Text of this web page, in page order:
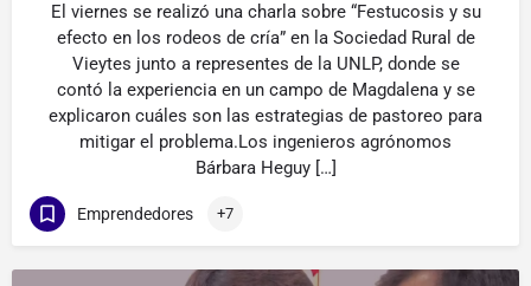
El viernes se realizó una charla sobre “Festucosis y su
efecto en los rodeos de cría” en la Sociedad Rural de
Vieytes junto a representes de la UNLP, donde se
contó la experiencia en un campo de Magdalena y se
explicaron cuáles son las estrategias de pastoreo para
mitigar el problema.Los ingenieros agrónomos
Bárbara Heguy […]
Emprendedores +7